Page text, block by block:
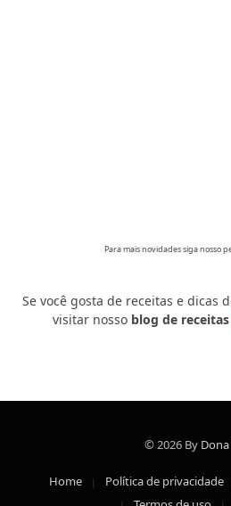
Para mais novidades siga nosso
Se você gosta de receitas e dicas
visitar nosso blog de receitas
© 2026 By
Home Política de privacidade